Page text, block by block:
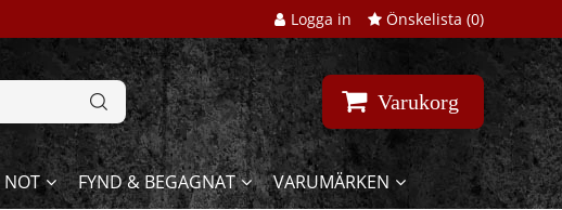
Logga in Önskelista (0)
Varukorg
NOT FYND & BEGAGNAT VARUMÄRKEN